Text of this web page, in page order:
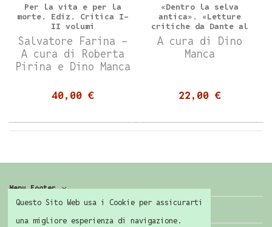
Per la vita e per la
morte. Ediz. Critica I-
II volumi
Salvatore Farina -
A cura di Roberta
Pirina e Dino Manca
40,00 €
«Dentro la selva
antica». «Letture
critiche da Dante al
Novecento»
A cura di Dino
Manca
22,00 €
Menu Footer
Questo Sito Web usa i Cookie per assicurarti
una migliore esperienza di navigazione.